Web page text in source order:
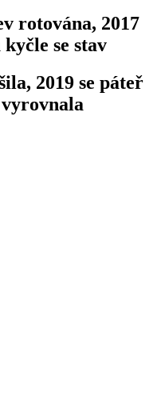
rotována, 2017
se stav
2019 se páteř